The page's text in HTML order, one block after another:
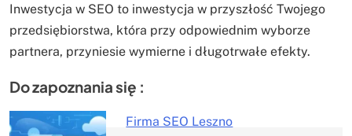
Inwestycja w SEO to inwestycja w przyszłość Twojego
przedsiębiorstwa, która przy odpowiednim wyborze
partnera, przyniesie wymierne i długotrwałe efekty.
Do zapoznania się :
Firma SEO Leszno